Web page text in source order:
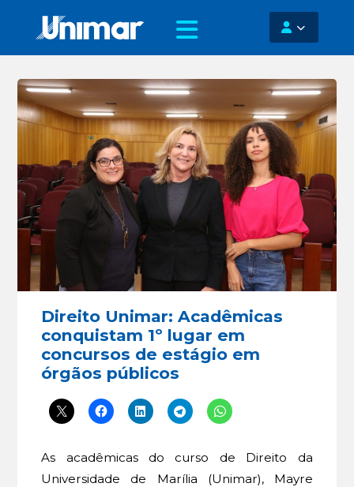
Direito Unimar: Acadêmicas
conquistam 1º lugar em
concursos de estágio em
órgãos públicos
As acadêmicas do curso de Direito da
Universidade de Marília (Unimar), Mayre